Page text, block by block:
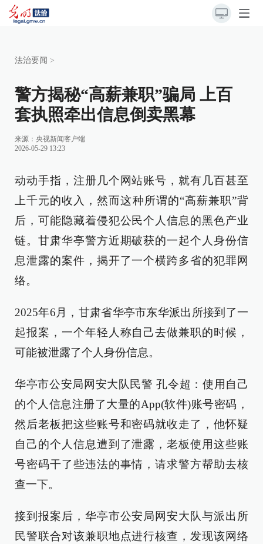
法治要闻 >
警方揭秘“高薪兼职”骗局 上百
套执照牵出信息倒卖黑幕
来源： 央视新闻客户端
2026-05-29 13:23
动动手指，注册几个网站账号，就有几百甚至
上千元的收入，然而这种所谓的“高薪兼职”背
后，可能隐藏着侵犯公民个人信息的黑色产业
链。甘肃华亭警方近期破获的一起个人身份信
息泄露的案件，揭开了一个横跨多省的犯罪网
络。
2025年6月，甘肃省华亭市东华派出所接到了一
起报案，一个年轻人称自己去做兼职的时候，
可能被泄露了个人身份信息。
华亭市公安局网安大队民警 孔令超：使用自己
的个人信息注册了大量的App(软件)账号密码，
然后老板把这些账号和密码就收走了，他怀疑
自己的个人信息遭到了泄露，老板使用这些账
号密码干了些违法的事情，请求警方帮助去核
查一下。
接到报案后，华亭市公安局网安大队与派出所
民警联合对该兼职地点进行核查，发现该网络